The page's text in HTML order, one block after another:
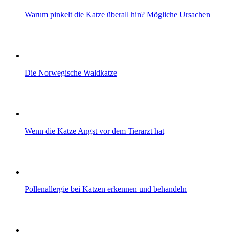
Warum pinkelt die Katze überall hin? Mögliche Ursachen
Die Norwegische Waldkatze
Wenn die Katze Angst vor dem Tierarzt hat
Pollenallergie bei Katzen erkennen und behandeln